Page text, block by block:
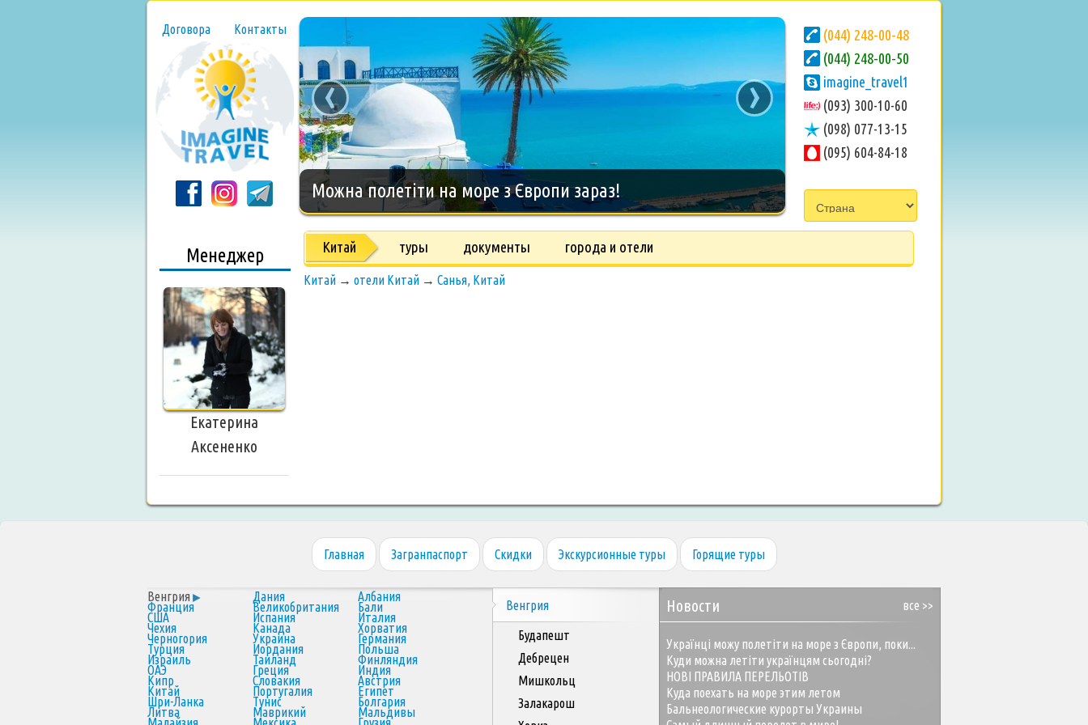
Договора Контакты
Можна полетіти на море з Європи зараз!
‹ ›
(044) 248-00-48
(044) 248-00-50
imagine_travel1
(093) 300-10-60
(098) 077-13-15
(095) 604-84-18
Менеджер
Екатерина
Аксененко
Китай туры документы города и отели
Китай → отели Китай → Санья, Китай
Главная Загранпаспорт Скидки Экскурсионные туры Горящие туры
Венгрия Дания Албания
Франция Великобритания Бали
США Испания Италия
Чехия Канада Хорватия
Черногория Украина Германия
Турция Иордания Польша
Израиль Таиланд Финляндия
ОАЭ Греция Индия
Кипр Словакия Австрия
Китай Португалия Египет
Шри-Ланка Тунис Болгария
Литва Маврикий Мальдивы
Венгрия
Будапешт
Дебрецен
Мишкольц
Залакарош
все >>
Новости
Українці можу полетіти на море з Європи, поки...
Куди можна летіти українцям сьогодні?
НОВІ ПРАВИЛА ПЕРЕЛЬОТІВ
Куда поехать на море этим летом
Бальнеологические курорты Украины